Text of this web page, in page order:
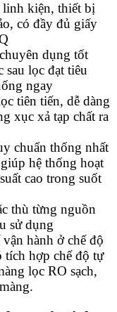
linh kiện, thiết bị
có đầy đủ giấy
dụng tốt
sau lọc đạt tiêu
ngay
tiên tiến, dễ dàng
xục xả tạp chất ra
chuẩn thống nhất
hệ thống hoạt
cao trong suốt
thù từng nguồn
sử dụng
hành ở chế độ
tích hợp chế độ tự
lọc RO sạch,